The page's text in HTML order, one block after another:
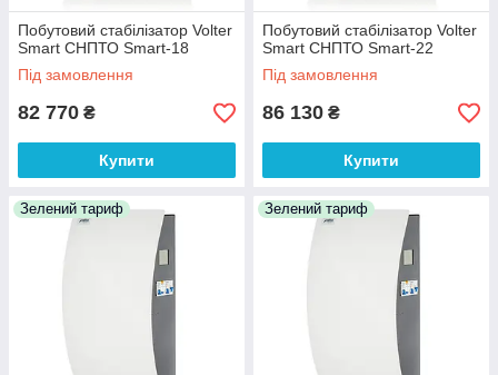
Побутовий стабілізатор Volter
Smart СНПТО Smart-18
Під замовлення
82 770 ₴
Купити
Побутовий стабілізатор Volter
Smart СНПТО Smart-22
Під замовлення
86 130 ₴
Купити
Зелений тариф Зелений тариф